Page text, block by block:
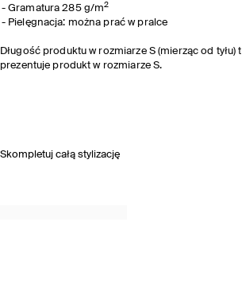
Gramatura 285 g/m2
Pielęgnacja: można prać w pralce
Długość produktu w rozmiarze S (mierząc od
prezentuje produkt w rozmiarze S.
Skompletuj całą stylizację